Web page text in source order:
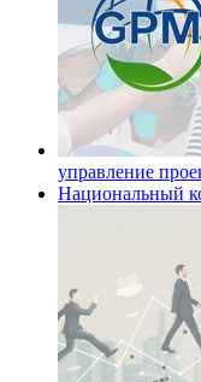
управление
Национальный